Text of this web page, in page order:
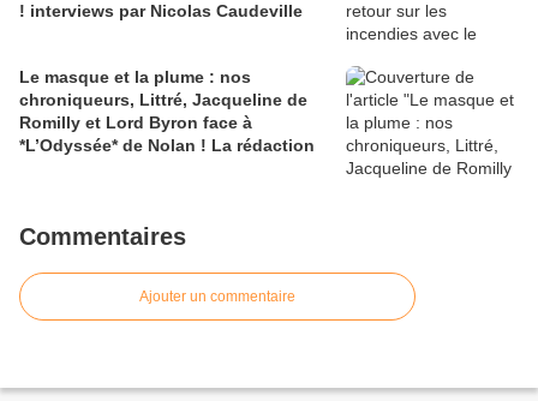
! interviews par Nicolas Caudeville
Le masque et la plume : nos
chroniqueurs, Littré, Jacqueline de
Romilly et Lord Byron face à
*L’Odyssée* de Nolan ! La rédaction
Commentaires
Ajouter un commentaire